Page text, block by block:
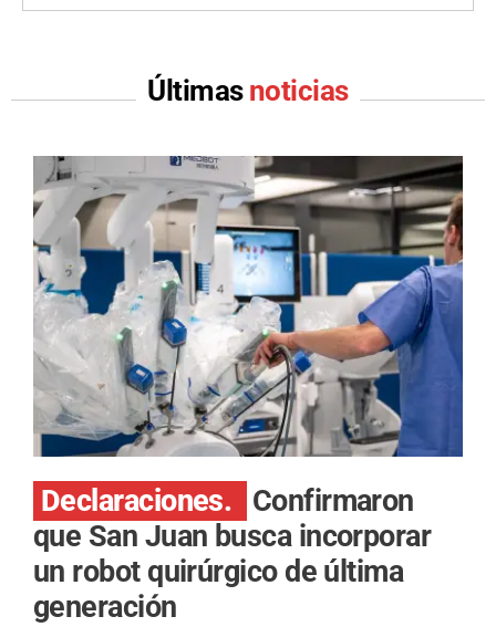
Últimas noticias
Declaraciones.
Confirmaron
que San Juan busca incorporar
un robot quirúrgico de última
generación